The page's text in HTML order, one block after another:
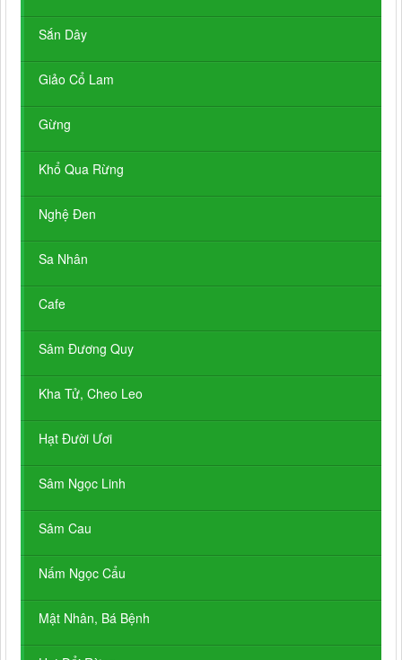
Sắn Dây
Giảo Cổ Lam
Gừng
Khổ Qua Rừng
Nghệ Đen
Sa Nhân
Cafe
Sâm Đương Quy
Kha Tử, Cheo Leo
Hạt Đười Ươi
Sâm Ngọc Linh
Sâm Cau
Nấm Ngọc Cẩu
Mật Nhân, Bá Bệnh